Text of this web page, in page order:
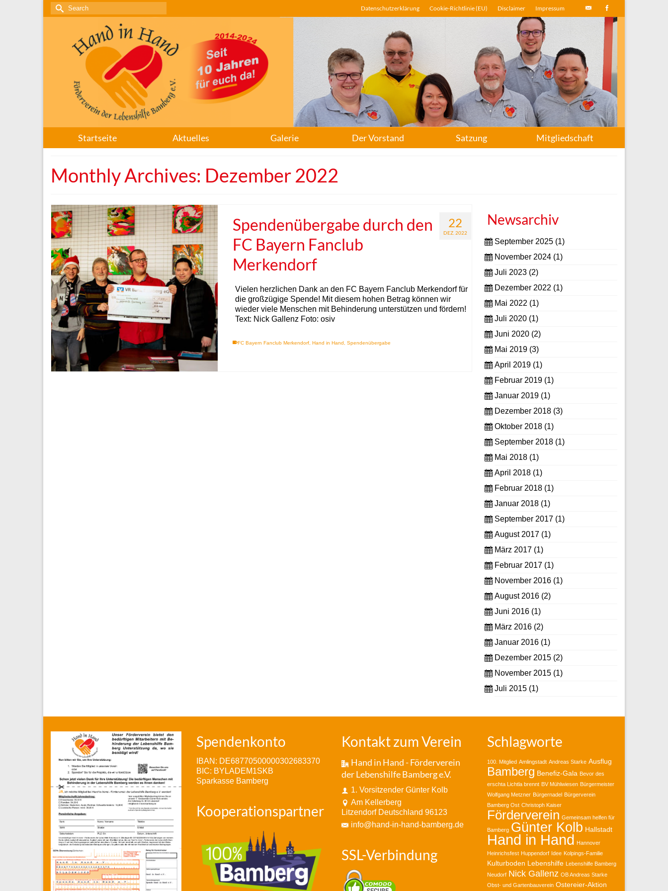
Datenschutzerklärung Cookie-Richtlinie (EU) Disclaimer Impressum
Search
for:
Startseite Aktuelles Galerie Der Vorstand Satzung Mitgliedschaft
Monthly Archives: Dezember 2022
22
DEZ. 2022
Spendenübergabe durch den
FC Bayern Fanclub
Merkendorf
Vielen herzlichen Dank an den FC Bayern Fanclub Merkendorf für
die großzügige Spende! Mit diesem hohen Betrag können wir
wieder viele Menschen mit Behinderung unterstützen und fördern!
Text: Nick Gallenz Foto: osiv
FC Bayern Fanclub Merkendorf, Hand in Hand Spendenübergabe
Newsarchiv
September 2025(1)
November 2024(1)
Juli 2023(2)
Dezember 2022 (1)
Mai 2022 (1)
Juli 2020(1)
Juni 2020(2)
Mai 2019(3)
April 2019(1)
Februar 2019(1)
Januar 2019(1)
Dezember 2018(3)
Oktober 2018(1)
September 2018(1)
Mai 2018(1)
April 2018(1)
Februar 2018(1)
Januar 2018(1)
September 2017(1)
August 2017(1)
März 2017(1)
Februar 2017(1)
November 2016(1)
August 2016(2)
Juni 2016(1)
März 2016(2)
Januar 2016(1)
Dezember 2015(2)
November 2015(1)
Juli 2015(1)
Spendenkonto
IBAN: DE68770500000302683370
BIC: BYLADEM1SKB
Sparkasse Bamberg
Kooperationspartner
Kontakt zum Verein
Hand in Hand - Förderverein
der Lebenshilfe Bamberg e.V.
1. Vorsitzender Günter Kolb
Am Kellerberg
Litzendorf Deutschland 96123
info@hand-in-hand-bamberg.de
SSL-Verbindung
Schlagworte
100. Mitglied Amlingstadt Andreas Starke Ausflug
Bamberg Benefiz-Gala Bevor des
erschta Lichtla brennt BV Mühlwiesen Bürgermeister
Wolfgang Metzner Bürgernadel Bürgerverein
Bamberg Ost Christoph Kaiser
Förderverein Gemeinsam helfen für
Bamberg Günter Kolb Hallstadt
Hand in Hand Hannover
Heinrichsfest Huppendorf Idee Kolpings-Familie
Kulturboden Lebenshilfe Lebenshilfe Bamberg
Neudorf Nick Gallenz OB Andreas Starke
Obst- und Gartenbauverein Ostereier-Aktion